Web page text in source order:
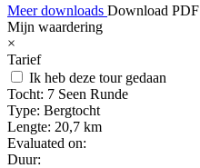
Meer downloads Download PDF
Mijn waardering
×
Tarief
Ik heb deze tour gedaan
Tocht: 7 Seen Runde
Type: Bergtocht
Lengte: 20,7 km
Evaluated on:
Duur: